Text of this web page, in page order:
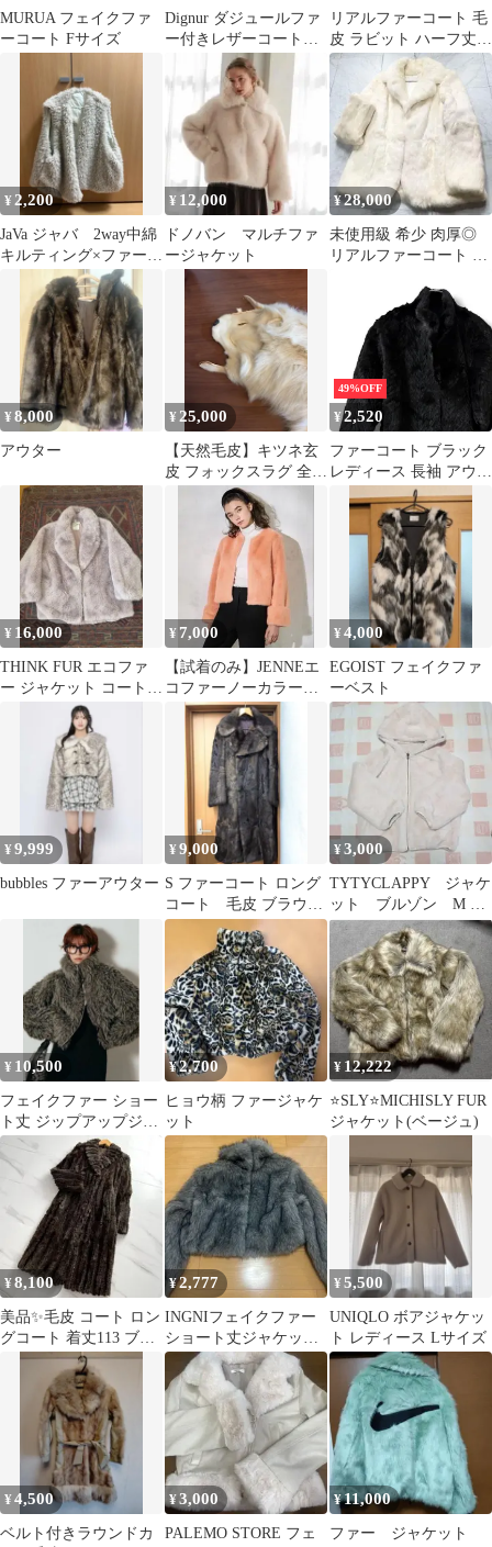
MURUA フェイクファ
ーコート Fサイズ
Dignur ダジュールファ
ー付きレザーコート
【赤狐の毛皮・超高級
レザー】
リアルファーコート 毛
皮 ラビット ハーフ丈
女優襟 グレー
¥ 2,200
JaVa ジャバ 2way中綿
キルティング×ファーリ
バーシブル ベスト
¥ 12,000
ドノバン マルチファ
ージャケット
¥28,000
未使用級 希少 肉厚◎
リアルファーコート 毛
¥8,000
アウター
¥ 25,000
【天然毛皮】キツネ玄
皮 フォックスラグ 全長
約111cm 頭部・尻尾付
49%OFF
¥2,520
ファーコート ブラック
レディース 長袖 アウタ
ー ジャケット ブルゾン
羽織 ミンク調 ふんわり
【15サイズ】3Lサイズ
相当 0001490OC
¥ 16,000
THINK FUR エコファ
ー ジャケット コート
レディース フリーサイ
¥ 7,000
【試着のみ】JENNEエ
コファーノーカラージ
ャケットLピンク
¥4,000
EGOIST フェイクファ
ーベスト
¥9,999
bubbles ファーアウター
¥9,000
S ファーコート ロング
コート 毛皮 ブラウン
ダブルブレスト
¥3,000
TYTYCLAPPY ジャケ
ット ブルゾン M リ
バーシブル 美品
¥ 10,500
フェイクファー ショー
ト丈 ジップアップジャ
ケット
¥2,700
ヒョウ柄 ファージャケ
ット
¥ 12,222
⭐️SLY⭐️MICHISLY FUR
ジャケット(ベージュ)
¥8,100
美品✨毛皮 コート ロン
グコート 着丈113 ブラ
ウン系
¥2,777
INGNIフェイクファー
ショート丈ジャケット
グレー
¥5,500
UNIQLO ボアジャケッ
ト レディース Lサイズ
¥4,500
ベルト付きラウンドカ
¥3,000
PALEMO STORE フェ
¥11,000
ファー ジャケット